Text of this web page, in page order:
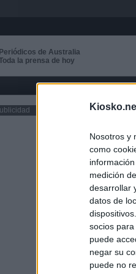
Nosotros y
como
medición
desarrollar
datos de
socios
puede
negar su
puede no
Periódicos de Australia
la prensa de hoy